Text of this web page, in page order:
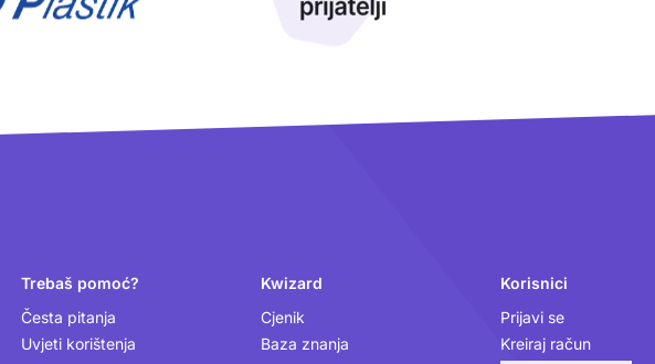
Trebaš pomoć?
Česta pitanja
Uvjeti korištenja
Kwizard
Cjenik
Baza znanja
Korisnici
Prijavi se
Kreiraj račun